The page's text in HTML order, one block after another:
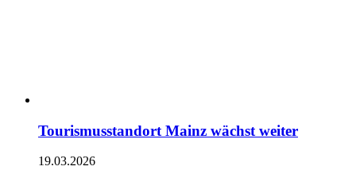
Tourismusstandort Mainz wächst weiter
19.03.2026